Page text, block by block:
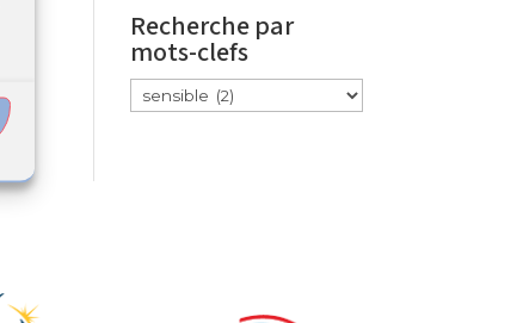
Recherche par
mots-clefs
Étiquettes